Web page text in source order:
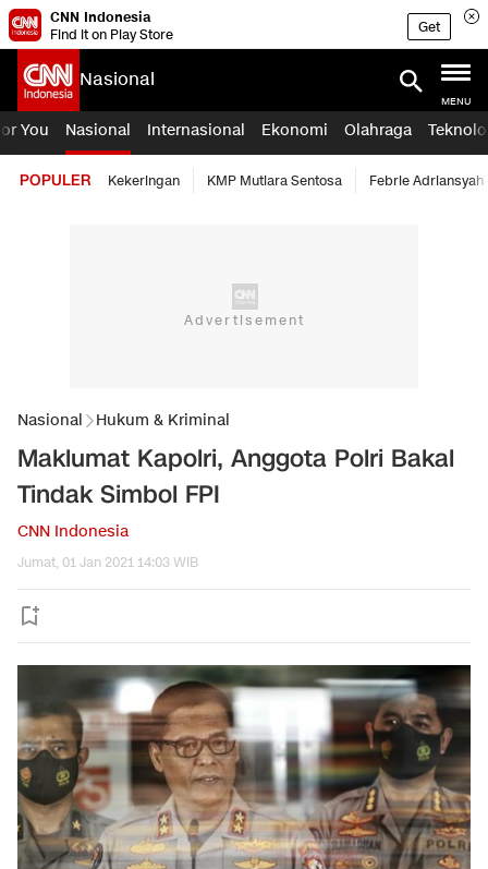
CNN Indonesia
Find it on Play Store
Get
Nasional
MENU
You Nasional Internasional Ekonomi Olahraga
POPULER Kekeringan KMP Mutiara Sentosa Febrie Adriansyah
Nasional Hukum & Kriminal
Maklumat Kapolri, Anggota Polri Bakal
Tindak Simbol FPI
CNN Indonesia
Jumat, 01 Jan 2021 14:03 WIB